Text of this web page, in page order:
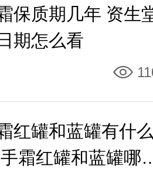
保质期几年 资生
期怎么看
红罐和蓝罐有什
霜红罐和蓝罐哪